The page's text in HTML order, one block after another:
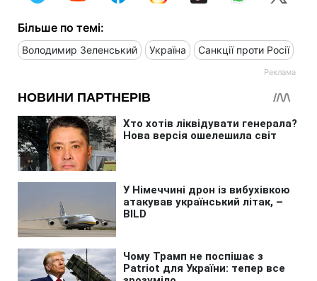
Більше по темі:
Володимир Зеленський Україна Санкції проти Росії